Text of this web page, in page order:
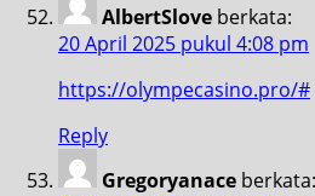
AlbertSlove berkata:
20 April 2025 pukul 4:08 pm
https://olympecasino.pro/#
Reply
Gregoryanace berkata: